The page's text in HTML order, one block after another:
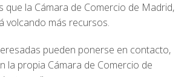
que la Cámara de Comercio de Madrid,
volcando más recursos.
pueden ponerse en contacto,
la propia Cámara de Comercio de